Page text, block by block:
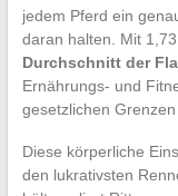
jedem Pferd ein
daran halten. Mit
Durchschnitt der
Ernährungs- und
gesetzlichen Grenzen
Diese körperliche
den lukrativsten